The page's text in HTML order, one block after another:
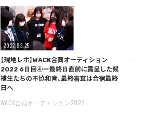
2022.03.25
【現地レポ】WACK合同オーディション
2022 6日目④ー最終日直前に露呈した候
補生たちの不協和音、最終審査は合宿最終
日へ
WACK合宿オーディション2022